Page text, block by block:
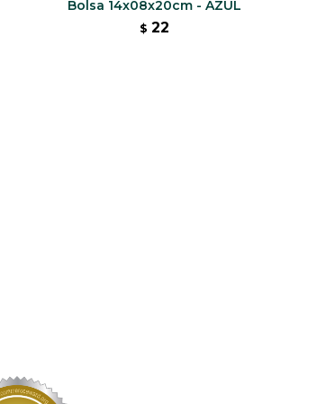
Bolsa 14x08x20cm - AZUL
$ 22